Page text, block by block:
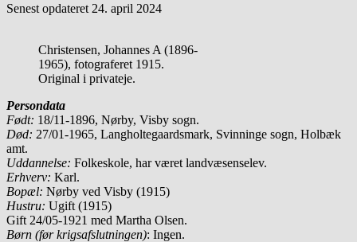
Senest opdateret 24. april 2024
Christensen, Johannes A (1896-
1965), fotograferet 1915.
Original i privateje.
Persondata
Født: 18/11-1896, Nørby, Visby sogn.
Død: 27/01-1965, Langholtegaardsmark, Svinninge sogn, Holbæk
amt.
Uddannelse: Folkeskole, har været landvæsenselev.
Erhverv: Karl.
Bopæl: Nørby ved Visby (1915)
Hustru: Ugift (1915)
Gift 24/05-1921 med Martha Olsen.
Børn (før krigsafslutningen): Ingen.